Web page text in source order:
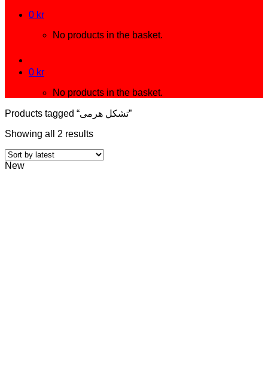
0 kr
No products in the basket.
0 kr
No products in the basket.
Products tagged “تشکل هرمی”
Showing all 2 results
New